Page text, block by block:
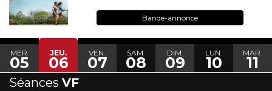
Bande-annonce
MER.
05
JEU.
06
VEN.
07
SAM.
08
DIM.
09
LUN.
10
MAR.
11
Séances VF